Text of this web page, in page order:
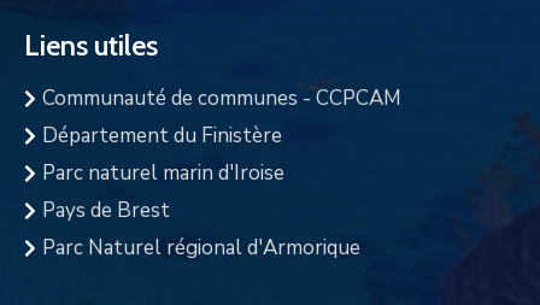
Liens utiles
Communauté de communes - CCPCAM
Département du Finistère
Parc naturel marin d'Iroise
Pays de Brest
Parc Naturel régional d'Armorique